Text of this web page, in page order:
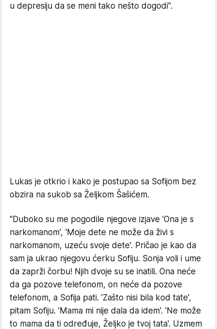
u depresiju da se meni tako nešto dogodi".
Lukas je otkrio i kako je postupao sa Sofijom bez
obzira na sukob sa Željkom Šašićem.
"Duboko su me pogodile njegove izjave 'Ona je s
narkomanom', 'Moje dete ne može da živi s
narkomanom, uzeću svoje dete'. Pričao je kao da
sam ja ukrao njegovu ćerku Sofiju. Sonja voli i ume
da zaprži čorbu! Njih dvoje su se inatili. Ona neće
da ga pozove telefonom, on neće da pozove
telefonom, a Sofija pati. 'Zašto nisi bila kod tate',
pitam Sofiju. 'Mama mi nije dala da idem'. 'Ne može
to mama da ti određuje, Željko je tvoj tata'. Uzmem